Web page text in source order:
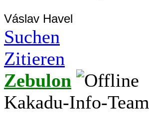
Váslav Havel
Suchen
Zitieren
Zebulon
Kakadu-Info-Team